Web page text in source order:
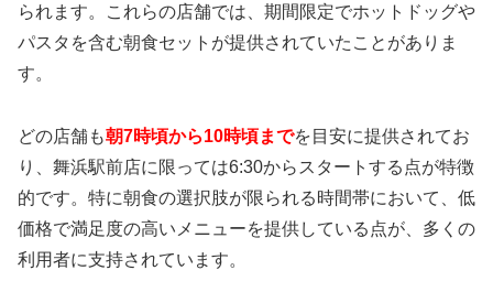
られます。これらの店舗では、期間限定でホットドッグや
パスタを含む朝食セットが提供されていたことがありま
す。
どの店舗も朝7時頃から10時頃までを目安に提供されてお
り、舞浜駅前店に限っては6:30からスタートする点が特徴
的です。特に朝食の選択肢が限られる時間帯において、低
価格で満足度の高いメニューを提供している点が、多くの
利用者に支持されています。